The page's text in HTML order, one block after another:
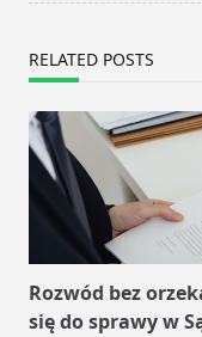
RELATED POSTS
Rozwód bez
się do sprawy w